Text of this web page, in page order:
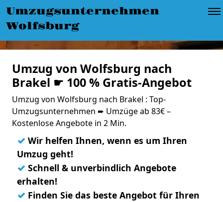
Umzugsunternehmen
Wolfsburg
Umzug von Wolfsburg nach
Brakel ☛ 100 % Gratis-Angebot
Umzug von Wolfsburg nach Brakel : Top-
Umzugsunternehmen ➨ Umzüge ab 83€ –
Kostenlose Angebote in 2 Min.
✓ Wir helfen Ihnen, wenn es um Ihren
Umzug geht!
✓ Schnell & unverbindlich Angebote
erhalten!
✓ Finden Sie das beste Angebot für Ihren